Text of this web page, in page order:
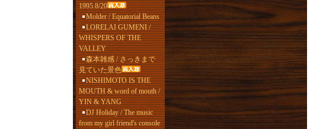
1995.8/20
Molder / Equatorial Beans
LORELAI GUMENI /
WHISPERS OF THE
VALLEY
森本雑感 / さっきまで
見ていた景色
NISHIMOTO IS THE
MOUTH & word of mouth /
YIN & YANG
DJ Holiday / The music
from my girl friend's console